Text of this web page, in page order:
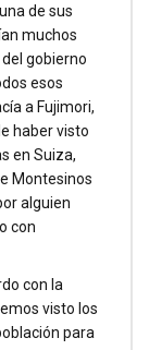
de sus
muchos
gobierno
esos
a Fujimori,
haber visto
en Suiza,
Montesinos
alguien
con
con la
visto los
para